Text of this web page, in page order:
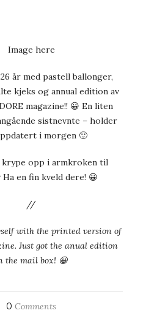
Image here
år med pastell ballonger,
kjeks og annual edition av
magazine!! 😀 En liten
sistnevnte – holder
i morgen 🙂
krype opp i armkroken til
Ha en fin kveld dere! 😀
//
with the printed version of
Just got the anual edition
the mail box! 😀
0 Comments